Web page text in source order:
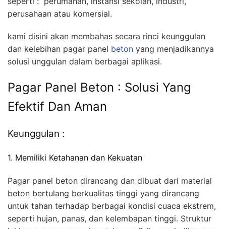
perusahaan atau komersial.
kami disini akan membahas secara rinci keunggulan
dan kelebihan pagar panel beton yang menjadikannya
solusi unggulan dalam berbagai aplikasi.
Pagar Panel Beton : Solusi Yang
Efektif Dan Aman
Keunggulan :
1. Memiliki Ketahanan dan Kekuatan
Pagar panel beton dirancang dan dibuat dari material
beton bertulang berkualitas tinggi yang dirancang
untuk tahan terhadap berbagai kondisi cuaca ekstrem,
seperti hujan, panas, dan kelembapan tinggi. Struktur